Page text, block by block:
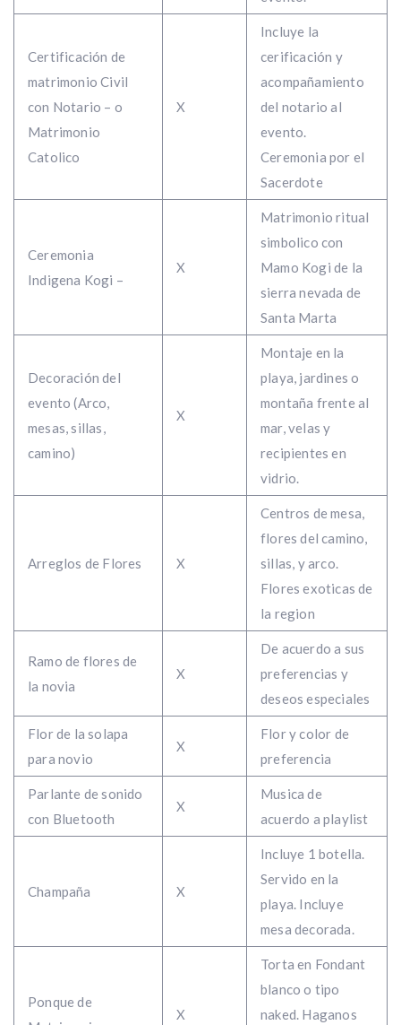
Certificación de
matrimonio Civil
con Notario – o
Matrimonio
Catolico
X
Incluye la
cerificación y
acompañamiento
del notario al
evento.
Ceremonia por el
Sacerdote
Ceremonia
Indigena Kogi –
X
Matrimonio ritual
simbolico con
Mamo Kogi de la
sierra nevada de
Santa Marta
Decoración del
evento (Arco,
mesas, sillas,
camino)
X
Montaje en la
playa, jardines o
montaña frente al
mar, velas y
recipientes en
vidrio.
Arreglos de Flores X
Centros de mesa,
flores del camino,
sillas, y arco.
Flores exoticas de
la region
Ramo de flores de
la novia
X
De acuerdo a sus
preferencias y
deseos especiales
Flor de la solapa
para novio
X
Flor y color de
preferencia
Parlante de sonido
con Bluetooth
X
Musica de
acuerdo a playlist
Champaña X
Incluye 1 botella.
Servido en la
playa. Incluye
mesa decorada.
Ponque de
X
Torta en Fondant
blanco o tipo
naked. Haganos